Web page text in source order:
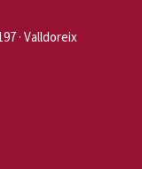
· Valldoreix